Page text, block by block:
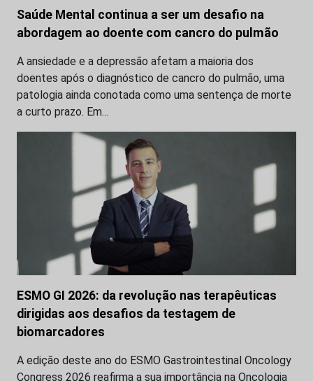
Saúde Mental continua a ser um desafio na
abordagem ao doente com cancro do pulmão
A ansiedade e a depressão afetam a maioria dos
doentes após o diagnóstico de cancro do pulmão, uma
patologia ainda conotada como uma sentença de morte
a curto prazo. Em…
ESMO GI 2026: da revolução nas terapêuticas
dirigidas aos desafios da testagem de
biomarcadores
A edição deste ano do ESMO Gastrointestinal Oncology
Congress 2026 reafirma a sua importância na Oncologia